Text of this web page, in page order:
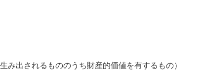
み出されるもののうち財産的価値を有するもの）